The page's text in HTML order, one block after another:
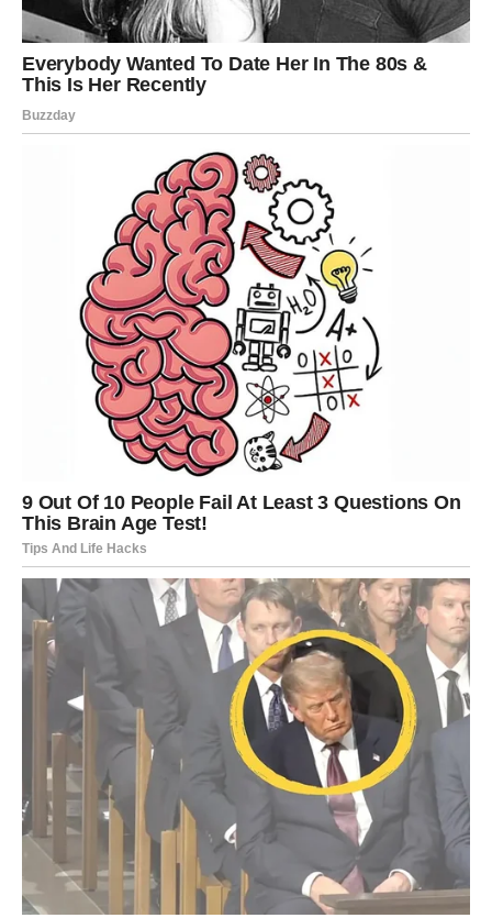
Već neko vrijeme postoji situacija koju pokušavaju
odložiti ili izbjeći. Međutim, sada dolazi trenutak kada će
morati jasno reći šta žele i kojim putem žele krenuti.
Iako će to u početku izazvati određenu napetost,
dugoročno će im donijeti veliko olakšanje.
Zvijezde poručuju Vagama da ne pokušavaju svima
ugoditi. Ponekad je potrebno misliti i na vlastitu sreću.
Kada konačno stave sebe na prvo mjesto, mnoge stvari
će postati mnogo jednostavnije.
BLIZANCI
Dok se Strijelac i Vaga suočavaju sa manjim sukobima,
Blizanci će voditi sasvim drugačiju bitku.
Njihova pažnja biće usmjerena prema prošlosti.
Stare uspomene, nekadašnje ljubavi, neizgovorene riječi
i situacije koje nikada nisu dobile pravi završetak ponovo